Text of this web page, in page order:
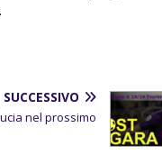
SUCCESSIVO
nel prossimo